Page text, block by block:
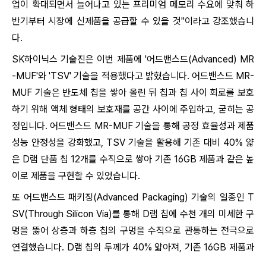
업이 확대되면서 늘어나고 있는 프리미엄 메모리 수요에 맞춰 하
반기부터 시장에 신제품을 공급할 수 있을 것"이라고 강조했습니
다.
SK하이닉스 기술진은 이번 제품에 '어드밴스드(Advanced) MR
-MUF'와 'TSV' 기술을 적용했다고 밝혔습니다. 어드밴스드 MR-
MUF 기술은 반도체 칩을 쌓아 올린 뒤 칩과 칩 사이 회로를 보호
하기 위해 액체 형태의 보호재를 공간 사이에 주입하고, 굳히는 공
정입니다.어드밴스드 MR-MUF 기술을 통해 공정 효율성과 제품
성능 안정성을 강화했고, TSV 기술을 활용해 기존 대비 40% 얇
은 D램 단품 칩 12개를 수직으로 쌓아 기존 16GB 제품과 같은 높
이로 제품을 구현할 수 있었습니다.
또 어드밴스드 패키징(Advanced Packaging) 기술의 일종인 T
SV(Through Silicon Via)를 통해 D램 칩에 수천 개의 미세한 구
멍을 뚫어 상층과 하층 칩의 구멍을 수직으로 관통하는 전극으로
연결했습니다. D램 칩의 두께가 40% 얇아져, 기존 16GB 제품과